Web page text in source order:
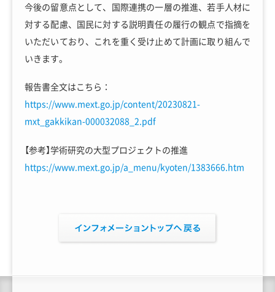
今後の留意点として、国際連携の一層の推進、若手人材に
対する配慮、国民に対する説明責任の履行の観点で指摘を
いただいており、これを重く受け止めて計画に取り組んで
いきます。
報告書全文はこちら：
https://www.mext.go.jp/content/20230821-
mxt_gakkikan-000032088_2.pdf
【参考】学術研究の大型プロジェクトの推進
https://www.mext.go.jp/a_menu/kyoten/1383666.htm